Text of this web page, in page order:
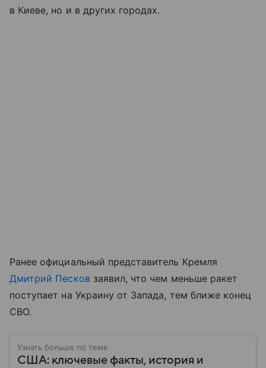
в Киеве, но и в других городах.
Ранее официальный представитель Кремля
Дмитрий Песков заявил, что чем меньше ракет
поступает на Украину от Запада, тем ближе конец
СВО.
Узнать больше по теме
США: ключевые факты, история и